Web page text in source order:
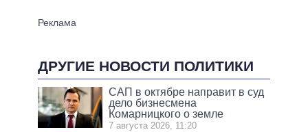
ДРУГИЕ НОВОСТИ ПОЛИТИКИ
САП в октябре направит в суд
дело бизнесмена
Комарницкого о земле
7 августа 2026, 11:20